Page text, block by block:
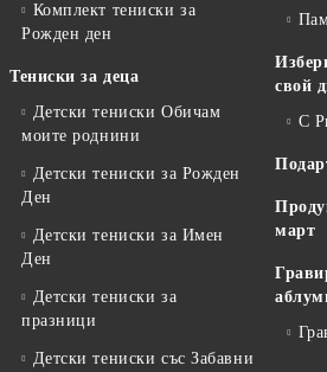
Комплект тениски за
Рожден ден
Тениски за деца
Детски тениски Обичам
моите роднини
Детски тениски за Рожден
Ден
Детски тениски за Имен
Ден
Детски тениски за
празници
Детски тениски със Забавни
свой
С
март